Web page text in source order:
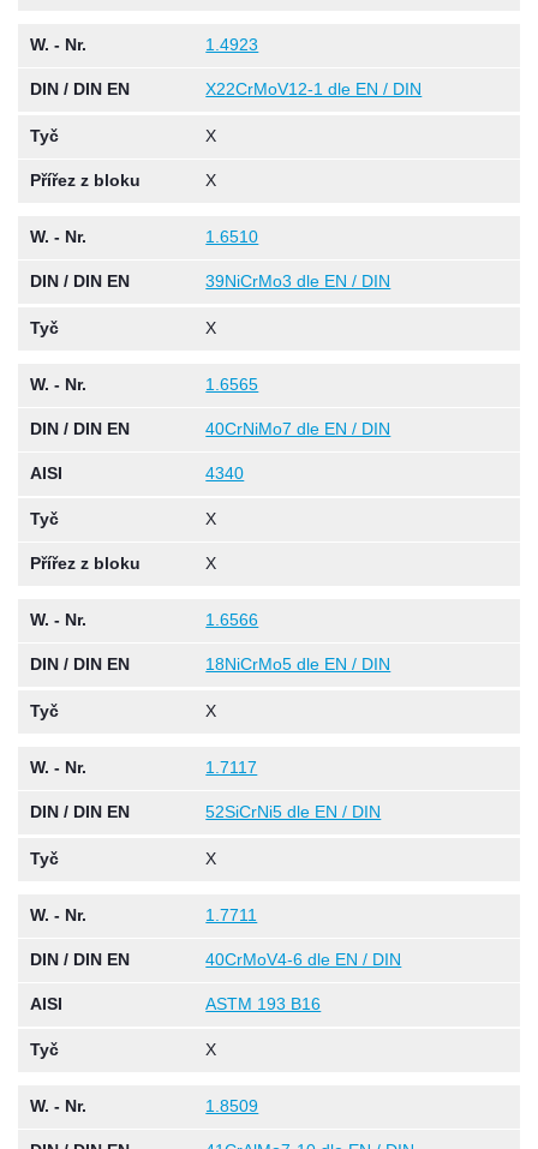
W. - Nr. 1.4923
DIN / DIN EN X22CrMoV12-1 dle EN / DIN
Tyč X
Přířez z bloku X
W. - Nr. 1.6510
DIN / DIN EN 39NiCrMo3 dle EN / DIN
Tyč X
W. - Nr. 1.6565
DIN / DIN EN 40CrNiMo7 dle EN / DIN
AISI 4340
Tyč X
Přířez z bloku X
W. - Nr. 1.6566
DIN / DIN EN 18NiCrMo5 dle EN / DIN
Tyč X
W. - Nr. 1.7117
DIN / DIN EN 52SiCrNi5 dle EN / DIN
Tyč X
W. - Nr. 1.7711
DIN / DIN EN 40CrMoV4-6 dle EN / DIN
AISI ASTM 193 B16
Tyč X
W. - Nr. 1.8509